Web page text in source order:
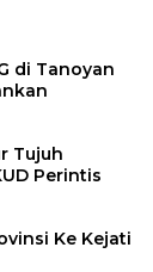
di Tanoyan
Tujuh
Perintis
Ke Kejati